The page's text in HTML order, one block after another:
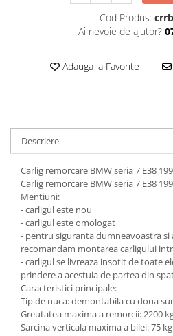
Carlige Lada
Carlige Lancia
Carlige Land Rover
Carlige Lexus
Carlige MAN
Carlige Mazda
Carlige Mercedes
Carlige MG
Carlige Mini
Carlige Mitsubishi
Covorase auto Toyota
Covorase auto Volvo
Scut motor MAN
Scut motor Maxus
Scut motor Mazda
Scut motor Mercedes
Scut motor Mitsubishi
Scut motor Nissan
Scut motor Opel
Scut motor Peugeot
Scut motor Porsche
Scut motor Renault
Scut motor SAAB
Scut motor Seat
Scut motor Skoda
Scut motor Smart
Cod Produs:
Ai nevoie de ajutor?
Adauga la Favorite
Descriere
Carlig remorcare BMW seria 7 E38
Carlig remorcare BMW seria 7 E38
Mentiuni:
- carligul este nou
- carligul este omologat
- pentru siguranta dumneavoastra
recomandam montarea carligului
- carligul se livreaza insotit de toate
prindere a acestuia de partea din
Caracteristici principale:
Tip de nuca: demontabila cu doua
Greutatea maxima a remorcii: 2200
Sarcina verticala maxima a bilei: 75 kg